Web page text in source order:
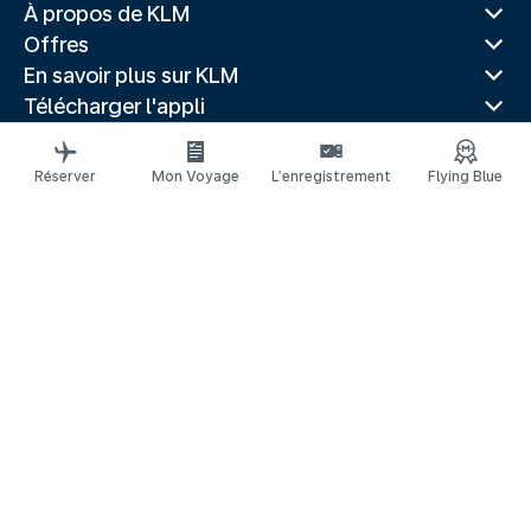
À propos de KLM
Offres
En savoir plus sur KLM
Télécharger l'appli
Sites Web associés
Guides de voyage
Réserver Mon Voyage L’enregistrement Flying Blue